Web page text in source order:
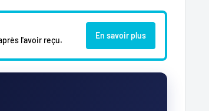
l'avoir reçu. En savoir plus